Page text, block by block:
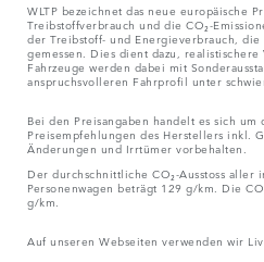
WLTP bezeichnet das neue europäische
Treibstoffverbrauch und die CO₂-
der Treibstoff- und Energieverbrauch, die
gemessen. Dies dient dazu,
Fahrzeuge werden dabei mit
anspruchsvolleren Fahrprofil unter
Bei den Preisangaben handelt es sich
Preisempfehlungen des Herstellers inkl.
Änderungen und Irrtümer vorbehalten.
Der durchschnittliche CO₂-Ausstoss aller
Personenwagen beträgt 129 g/km. Die
g/km.
Auf unseren Webseiten verwenden wir